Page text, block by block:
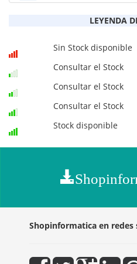
LEYENDA
Sin Stock disponible
Consultar el Stock
Consultar el Stock
Consultar el Stock
Stock disponible
Shopinformatica en redes